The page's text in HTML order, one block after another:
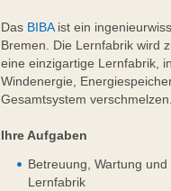
Das BIBAist ein
Bremen. Die Lernfabrik wird
eine einzigartige Lernfabrik,
Windenergie,
Gesamtsystem
Ihre Aufgaben
Betreuung, Wartung
Lernfabrik